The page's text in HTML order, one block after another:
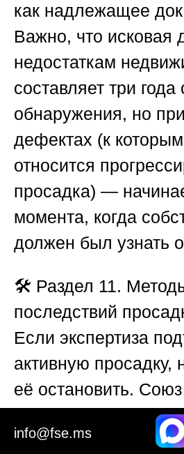
как надлежащее
Важно, что исковая
недостаткам
составляет три года
обнаружения, но
дефектах (к
относится
просадка) —
момента, когда
должен был узнать
🛠️ Раздел 11.
последствий
Если экспертиза
активную просадку,
её остановить.
судебных
следующие
info@fse.ms